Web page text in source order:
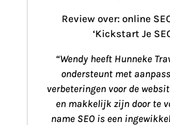
Review over: online
‘Kickstart Je
“Wendy heeft Hunneke
ondersteunt met
verbeteringen voor de
en makkelijk zijn door te
name SEO is een